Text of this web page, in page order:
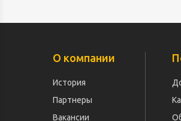
О компании
История
Партнеры
Вакансии